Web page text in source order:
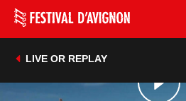
LIVE OR REPLAY